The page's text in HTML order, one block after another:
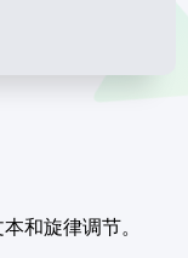
和旋律调节。